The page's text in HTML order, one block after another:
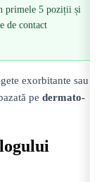
primele 5 poziții și
de contact
exorbitante sau
pe dermato-